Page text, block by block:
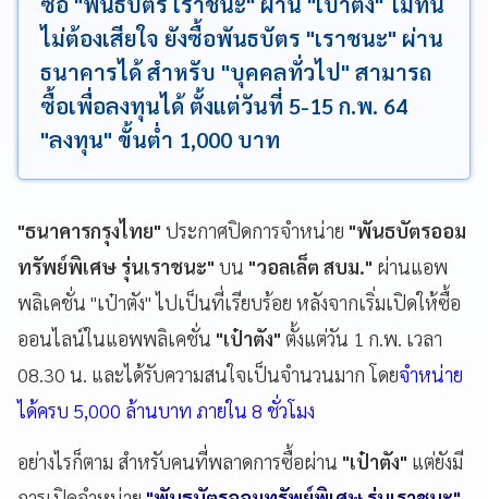
ไม่ต้องเสียใจ ยังซื้อพันธบัตร "เราชนะ" ผ่าน
ธนาคารได้ สำหรับ "บุคคลทั่วไป" สามารถ
ซื้อเพื่อลงทุนได้ ตั้งแต่วันที่ 5-15 ก.พ. 64
"ลงทุน" ขั้นต่ำ 1,000 บาท
"ธนาคารกรุงไทย" ประกาศปิดการจำหน่าย "พันธบัตรออม
ทรัพย์พิเศษ รุ่นเราชนะ" บน "วอลเล็ต สบม." ผ่านแอพ
พลิเคชั่น "เป๋าตัง"ไปเป็นที่เรียบร้อย หลังจากเริ่มเปิดให้ซื้อ
ออนไลน์ในแอพพลิเคชั่น "เป๋าตัง" ตั้งแต่วัน 1 ก.พ. เวลา
08.30 น. และได้รับความสนใจเป็นจำนวนมากโดยจำหน่าย
ได้ครบ 5,000 ล้านบาท ภายใน 8 ชั่วโมง
อย่างไรก็ตาม สำหรับคนที่พลาดการซื้อผ่าน "เป๋าตัง" แต่ยังมี